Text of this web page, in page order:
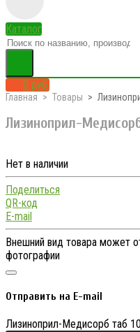
Каталог
0 руб.
Главная Товары
Лизиноприл-
Нет в наличии
Поделиться
QR-код
E-mail
Внешний вид товара может
фотографии
Отправить на E-mail
Лизиноприл-Медисорб таб